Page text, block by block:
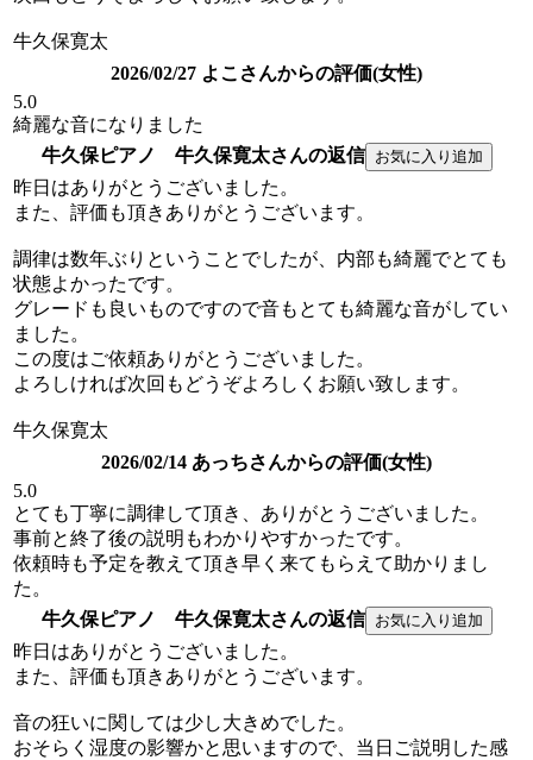
牛久保寛太
2026/02/27 よこさんからの評価(女性)
5.0
綺麗な音になりました
牛久保ピアノ 牛久保寛太さんの返信
昨日はありがとうございました。
また、評価も頂きありがとうございます。
調律は数年ぶりということでしたが、内部も綺麗でとても
状態よかったです。
グレードも良いものですので音もとても綺麗な音がしてい
ました。
この度はご依頼ありがとうございました。
よろしければ次回もどうぞよろしくお願い致します。
牛久保寛太
2026/02/14 あっちさんからの評価(女性)
5.0
とても丁寧に調律して頂き、ありがとうございました。
事前と終了後の説明もわかりやすかったです。
依頼時も予定を教えて頂き早く来てもらえて助かりまし
た。
牛久保ピアノ 牛久保寛太さんの返信
昨日はありがとうございました。
また、評価も頂きありがとうございます。
音の狂いに関しては少し大きめでした。
おそらく湿度の影響かと思いますので、当日ご説明した感